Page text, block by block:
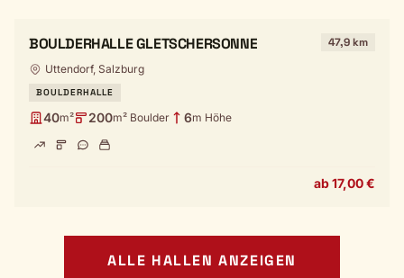
BOULDERHALLE GLETSCHERSONNE 47,9 km
Uttendorf, Salzburg
BOULDERHALLE
40m² 200m² Boulder 6m Höhe
ab 17,00 €
ALLE HALLEN ANZEIGEN